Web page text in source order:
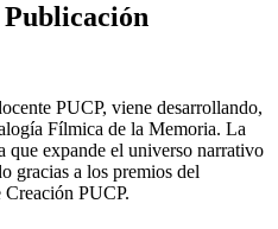
Publicación
PUCP, viene desarrollando,
Fílmica de la Memoria. La
que expande el universo narrativo
gracias a los premios del
PUCP.